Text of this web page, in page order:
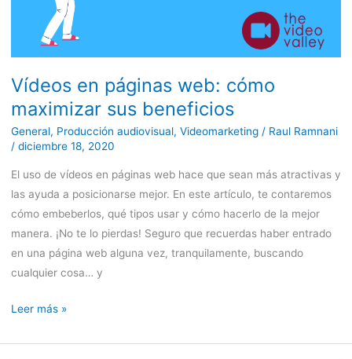
Vídeos en páginas web: cómo
maximizar sus beneficios
General, Producción audiovisual, Videomarketing/ Raul Ramnani
/ diciembre 18, 2020
El uso de vídeos en páginas web hace que sean más atractivas y
las ayuda a posicionarse mejor. En este artículo, te contaremos
cómo embeberlos, qué tipos usar y cómo hacerlo de la mejor
manera. ¡No te lo pierdas! Seguro que recuerdas haber entrado
en una página web alguna vez, tranquilamente, buscando
cualquier cosa… y
Leer más »